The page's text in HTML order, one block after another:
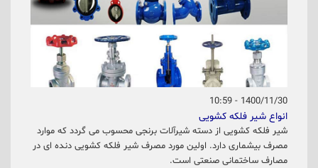
1400/11/30 - 10:59
انواع شیر فلکه کشویی
شیر فلکه کشویی از دسته شیرآلات برنجی محسوب می گردد که موارد
مصرف بیشماری دارد. اولین مورد مصرف شیر فلکه کشویی دنده ای در
مصارف ساختمانی صنعتی است.